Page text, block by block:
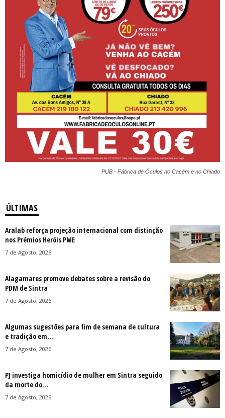
PUB - Fábrica de Óculos no Cacém e no Chiado
ÚLTIMAS
Aralab reforça projeção internacional com distinção
nos Prémios Heróis PME
7 de Agosto, 2026
Alagamares promove debates sobre a revisão do
PDM de Sintra
7 de Agosto, 2026
Algumas sugestões para fim de semana de cultura
e tradição em...
7 de Agosto, 2026
PJ investiga homicídio de mulher em Sintra seguido
da morte do...
7 de Agosto, 2026